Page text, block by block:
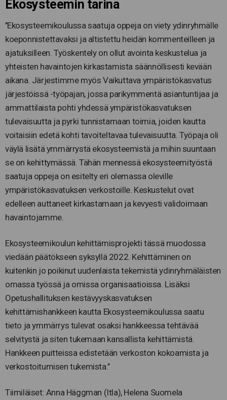
Ekosysteemin tarina
’’Ekosysteemikoulussa saatuja oppeja on viety ydinryhmälle
koeponnistettavaksi ja altistettu heidän kommenteilleen ja
ajatuksilleen. Työskentely on ollut avointa keskustelua ja
yhteisten havaintojen kirkastamista säännöllisesti kevään
aikana. Järjestimme myös Vaikuttava ympäristökasvatus
järjestöissä -työpajan, jossa parikymmentä asiantuntijaa ja
ammattilaista pohti yhdessä ympäristökasvatuksen
tulevaisuutta ja pyrki tunnistamaan toimia, joiden kautta
voitaisiin edetä kohti tavoiteltavaa tulevaisuutta. Työpaja oli
väylä lisätä ymmärrystä ekosysteemistä ja mihin suuntaan
se on kehittymässä. Tähän mennessä ekosysteemityöstä
saatuja oppeja on esitelty eri olemassa oleville
ympäristökasvatuksen verkostoille. Keskustelut ovat
edelleen auttaneet kirkastamaan ja kevyesti validoimaan
havaintojamme.
Ekosysteemikoulun kehittämisprojekti tässä muodossa
viedään päätökseen syksyllä 2022. Kehittäminen on
kuitenkin jo poikinut uudenlaista tekemistä ydinryhmäläisten
omassa työssä ja omissa organisaatioissa. Lisäksi
Opetushallituksen kestävyyskasvatuksen
kehittämishankkeen kautta Ekosysteemikoulussa saatu
tieto ja ymmärrys tulevat osaksi hankkeessa tehtävää
selvitystä ja siten tukemaan kansallista kehittämistä.
Hankkeen puitteissa edistetään verkoston kokoamista ja
verkostoitumisen tukemista.’’
Tiimiläiset: Anna Häggman (Itla), Helena Suomela